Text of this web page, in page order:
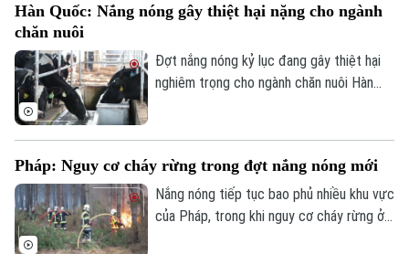
của người dân địa phương.
Hàn Quốc: Nắng nóng gây thiệt hại nặng cho ngành
chăn nuôi
Đợt nắng nóng kỷ lục đang gây thiệt hại
nghiêm trọng cho ngành chăn nuôi Hàn
cầm đã chết do thời tiết cực đoan.
Pháp: Nguy cơ cháy rừng trong đợt nắng nóng mới
Nắng nóng tiếp tục bao phủ nhiều khu vực
của Pháp, trong khi nguy cơ cháy rừng ở